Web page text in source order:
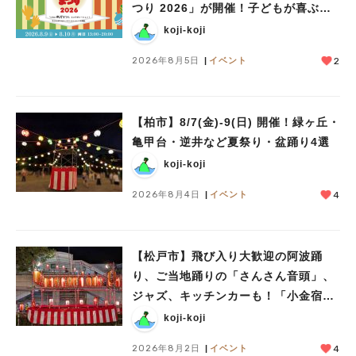
つり 2026」が開催！子どもが喜ぶワ
ークショップや限定ヒーローショーも
koji-koji
2026年8月5日 イベント 2
【柏市】8/7(金)‐9(日) 開催！緑ヶ丘・
亀甲台・逆井など夏祭り・盆踊り4選
koji-koji
2026年8月4日 イベント 4
【松戸市】飛び入り大歓迎の阿波踊
り、ご当地踊りの「さんさん音頭」、
ジャズ、キッチンカーも！「小金宿ま
つり」8/28-30開催！
koji-koji
2026年8月2日 イベント 4
人気のキーワード
#教えたい／教えて投稿記事